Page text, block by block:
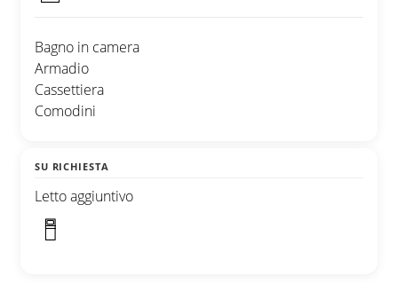
Bagno in camera
Armadio
Cassettiera
Comodini
SU RICHIESTA
Letto aggiuntivo